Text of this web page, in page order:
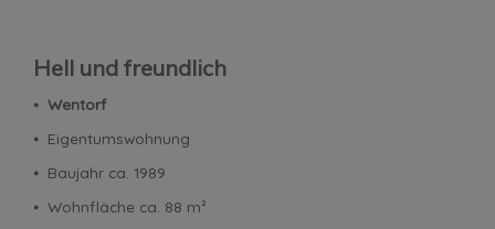
Hell und freundlich
⦁ Wentorf
⦁ Eigentumswohnung
⦁ Baujahr ca. 1989
⦁ Wohnfläche ca. 88 m²